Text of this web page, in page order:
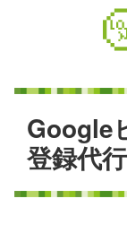
Google
登録代行